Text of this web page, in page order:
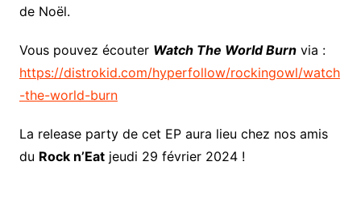
de Noël.
Vous pouvez écouter Watch The World Burnvia :
https://distrokid.com/hyperfollow/rockingowl/watch
-the-world-burn
La release party de cet EP aura lieu chez nos amis
du Rock n’Eatjeudi 29 février 2024 !